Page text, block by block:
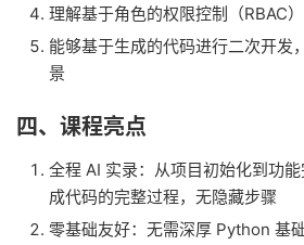
理解基于角色的权限控制（RBAC
能够基于生成的代码进行二次开发
景
四、课程亮点
全程 AI 实录：从项目初始化到功
成代码的完整过程，无隐藏步骤
零基础友好：无需深厚 Python 基